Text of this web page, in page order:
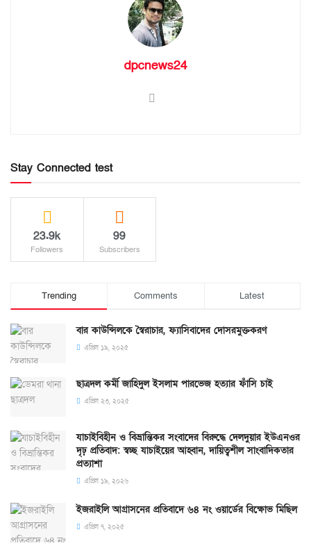
dpcnews24
Stay Connected test
23.9k
Followers
99
Subscribers
Trending Comments Latest
বার কাউন্সিলকে স্বৈরাচার, ফ্যাসিবাদের দোসরমুক্তকরণ
এপ্রিল ১৯, ২০২৫
ছাত্রদল কর্মী জাহিদুল ইসলাম পারভেজ হত্যার ফাঁসি চাই
এপ্রিল ২৩, ২০২৫
যাচাইবিহীন ও বিভ্রান্তিকর সংবাদের বিরুদ্ধে দেলদুয়ার ইউএনওর
দৃঢ় প্রতিবাদ: স্বচ্ছ যাচাইয়ের আহ্বান, দায়িত্বশীল সাংবাদিকতার
প্রত্যাশা
এপ্রিল ১৯, ২০২৬
ইজরাইলি আগ্রাসনের প্রতিবাদে ৬৪ নং ওয়ার্ডের বিক্ষোভ মিছিল
এপ্রিল ৭, ২০২৫